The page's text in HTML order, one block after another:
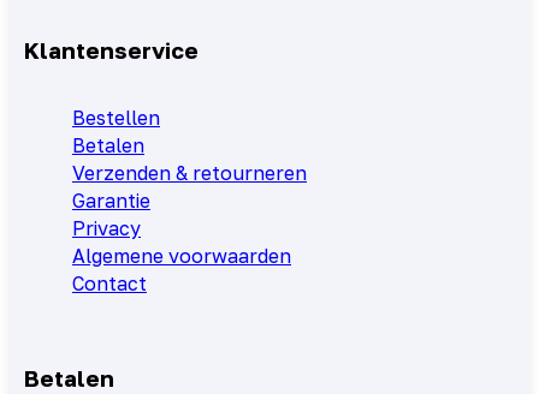
Klantenservice
Bestellen
Betalen
Verzenden & retourneren
Garantie
Privacy
Algemene voorwaarden
Contact
Betalen